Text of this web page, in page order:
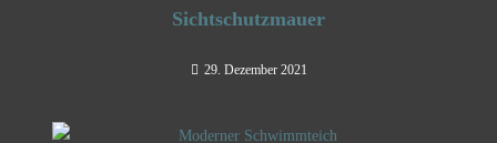
Sichtschutzmauer
29. Dezember 2021